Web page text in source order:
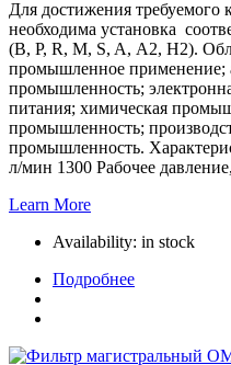
Для достижения требуемого
необходима установка
(B, P, R, M, S, A, A2, H2).
промышленное применение;
промышленность;
питания; химическая
промышленность;
промышленность.
л/мин 1300 Рабочее
Learn More
Availability: in stock
Подробнее